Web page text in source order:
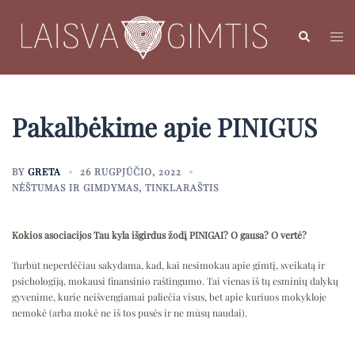
Search
Pakalbėkime apie PINIGUS
BY GRETA
26 RUGPJŪČIO, 2022
NĖŠTUMAS IR GIMDYMAS, TINKLARAŠTIS
Kokios asociacijos Tau kyla išgirdus žodį PINIGAI? O gausa? O vertė?
Turbūt neperdėčiau sakydama, kad, kai nesimokau apie gimtį, sveikatą ir
psichologiją, mokausi finansinio raštingumo. Tai vienas iš tų esminių dalykų
gyvenime, kurie neišvengiamai paliečia visus, bet apie kuriuos mokykloje
nemokė (arba mokė ne iš tos pusės ir ne mūsų naudai).